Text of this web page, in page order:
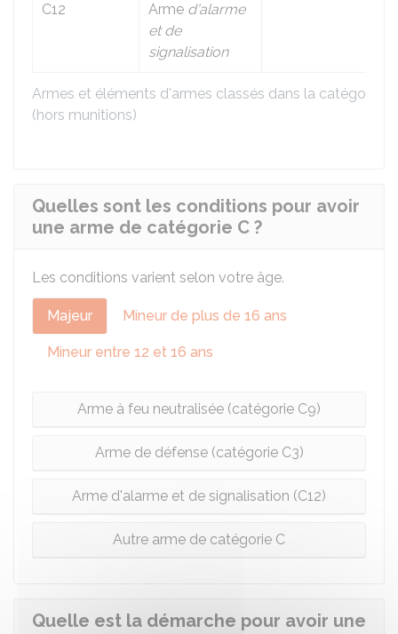
Armes et éléments d'armes classés dans la catégorie C
(hors munitions)
C12 Arme d'alarme
et de
signalisation
Quelles sont les conditions pour avoir
une arme de catégorie C ?
Les conditions varient selon votre âge.
Majeur Mineur de plus de 16 ans
Mineur entre 12 et 16 ans
Arme à feu neutralisée (catégorie C9)
Arme de défense (catégorie C3)
Arme d'alarme et de signalisation (C12)
Autre arme de catégorie C
Quelle est la démarche pour avoir une